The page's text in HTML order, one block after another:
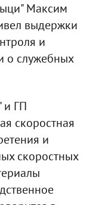
Максим
выдержки
и
о служебных
и ГП
скоростная
и
скоростных